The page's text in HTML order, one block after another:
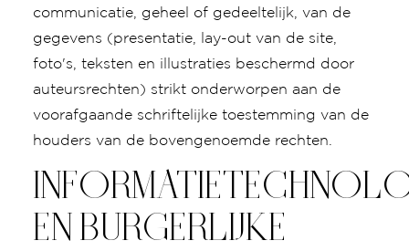
communicatie, geheel of gedeeltelijk, van de
gegevens (presentatie, lay-out van de site,
foto's, teksten en illustraties beschermd door
auteursrechten) strikt onderworpen aan de
voorafgaande schriftelijke toestemming van de
houders van de bovengenoemde rechten.
EN BURGERLIJKE